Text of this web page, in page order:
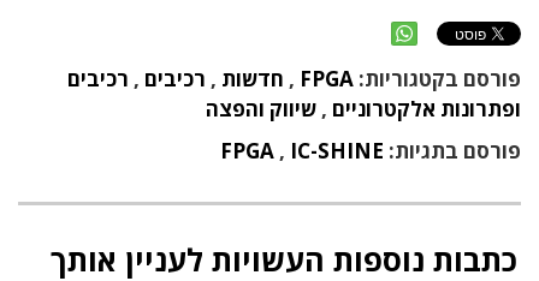
פורסם בקטגוריות: FPGA
, חדשות , רכיבים , רכיבים
ופתרונות אלקטרוניים , שיווק והפצה
פורסם בתגיות:
FPGA , IC-SHINE
כתבות נוספות העשויות לעניין אותך